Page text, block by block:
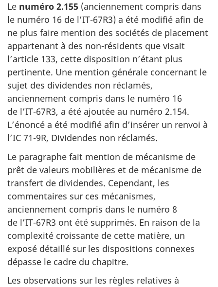
Le numéro 2.155 (anciennement compris dans
le numéro 16 de l’IT-67R3) a été modifié afin de
ne plus faire mention des sociétés de placement
appartenant à des non-résidents que visait
l’article 133, cette disposition n’étant plus
pertinente. Une mention générale concernant le
sujet des dividendes non réclamés,
anciennement compris dans le numéro 16
de l’IT-67R3, a été ajoutée au numéro 2.154.
L’énoncé a été modifié afin d’insérer un renvoi à
l’IC 71-9R, Dividendes non réclamés.
Le paragraphe fait mention de mécanisme de
prêt de valeurs mobilières et de mécanisme de
transfert de dividendes. Cependant, les
commentaires sur ces mécanismes,
anciennement compris dans le numéro 8
de l’IT-67R3 ont été supprimés. En raison de la
complexité croissante de cette matière, un
exposé détaillé sur les dispositions connexes
dépasse le cadre du chapitre.
Les observations sur les règles relatives à